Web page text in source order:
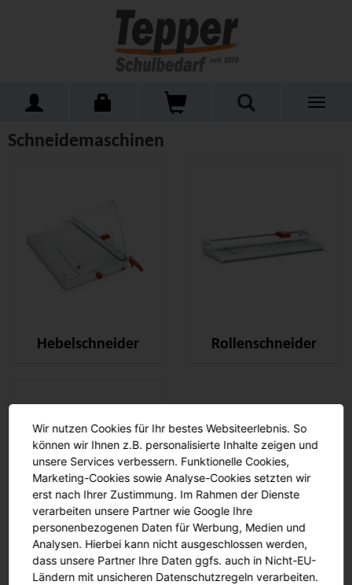
Toggle
Home Schneidemaschinen
Schneidemaschinen
Hebelschneider Rollenschneider
Stapelschneider
Wir nutzen Cookies für Ihr bestes Websiteerlebnis. So
können wir Ihnen z.B. personalisierte Inhalte zeigen und
unsere Services verbessern. Funktionelle Cookies,
Marketing-Cookies sowie Analyse-Cookies setzten wir
erst nach Ihrer Zustimmung. Im Rahmen der Dienste
verarbeiten unsere Partner wie Google Ihre
personenbezogenen Daten für Werbung, Medien und
Analysen. Hierbei kann nicht ausgeschlossen werden,
dass unsere Partner Ihre Daten ggfs. auch in Nicht-EU-
Ländern mit unsicheren Datenschutzregeln verarbeiten.